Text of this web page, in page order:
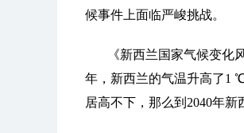
候事件上面临严峻挑战。
《新西兰国家气候变
年，新西兰的气温升高了1
居高不下，那么到2040年新